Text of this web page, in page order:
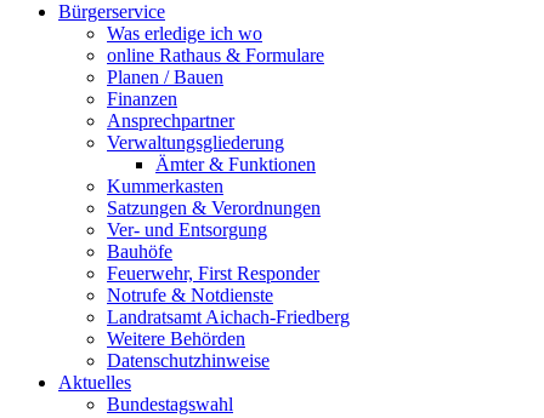
Bürgerservice
Was erledige ich wo
online Rathaus & Formulare
Planen / Bauen
Finanzen
Ansprechpartner
Verwaltungsgliederung
Ämter & Funktionen
Kummerkasten
Satzungen & Verordnungen
Ver- und Entsorgung
Bauhöfe
Feuerwehr, First Responder
Notrufe & Notdienste
Landratsamt Aichach-Friedberg
Weitere Behörden
Datenschutzhinweise
Aktuelles
Bundestagswahl